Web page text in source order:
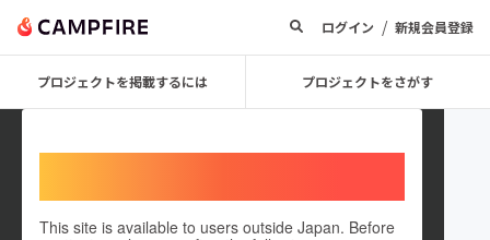
ログイン / 新規会員登録
プロジェクトを掲載するには プロジェクトをさがす
This site is available to users outside Japan. Before